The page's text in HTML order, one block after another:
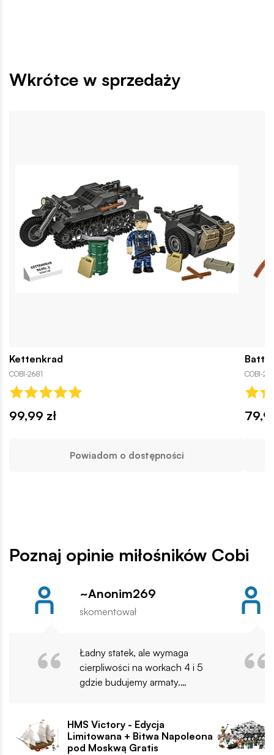
Wkrótce w sprzedaży
Kettenkrad
COBI-2681
99,99 zł
Powiadom o dostępności
COBI-
Poznaj opinie miłośników Cobi
~Anonim269
skomentował
Ładny statek, ale wymaga
cierpliwości na workach 4 i 5
gdzie budujemy armaty.
HMS Victory - Edycja
Limitowana + Bitwa Napoleona
pod Moskwą Gratis